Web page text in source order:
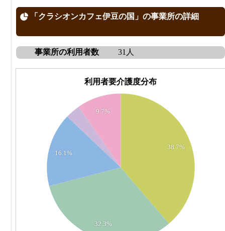
「クラシオンカフェ伊豆の国」の事業所の詳細
事業所の利用者数 31人
利用者要介護度分布
38.7%
32.3%
16.1%
9.7%